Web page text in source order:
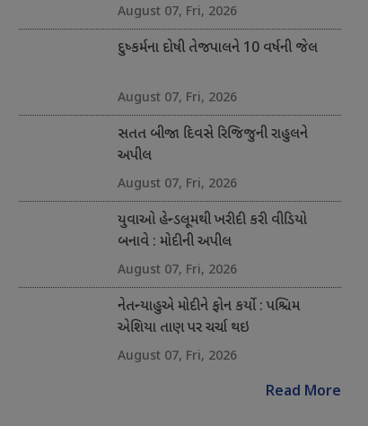
August 07, Fri, 2026
દુષ્કર્મના દોષી તેજપાલને 10 વર્ષની જેલ
August 07, Fri, 2026
સતત બીજા દિવસે રિજિજુની રાહુલને
અપીલ
August 07, Fri, 2026
યુવાઓ હેન્ડલૂમથી ખરીદી કરી વીડિયો
બનાવે : મોદીની અપીલ
August 07, Fri, 2026
નેતન્યાહુએ મોદીને ફોન કર્યો : પશ્ચિમ
એશિયા તાણ પર ચર્ચા થઇ
August 07, Fri, 2026
Read More